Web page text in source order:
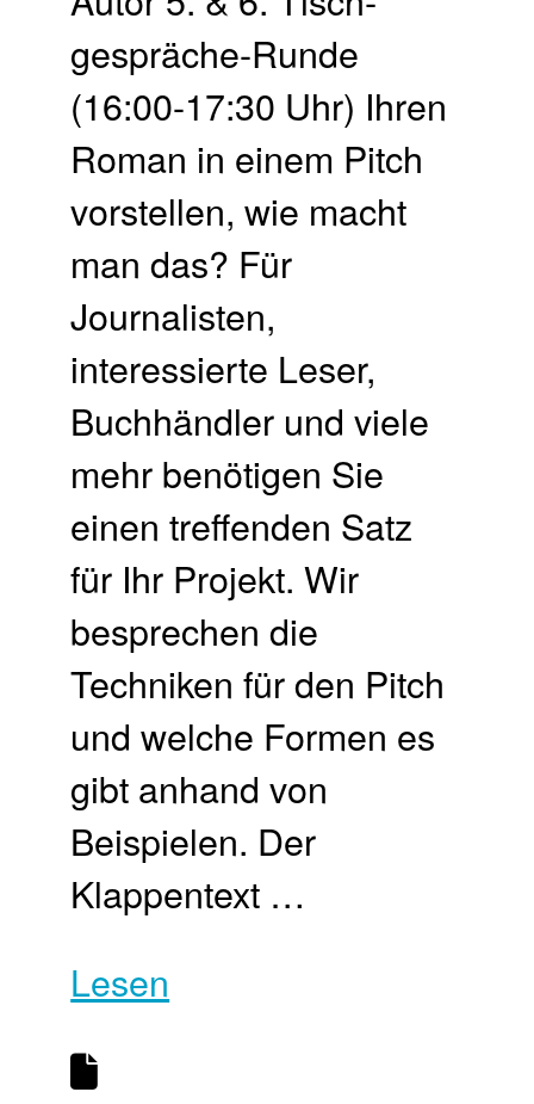
gespräche-Runde
(16:00-17:30 Uhr) Ihren
Roman in einem Pitch
vorstellen, wie macht
man das? Für
Journalisten,
interessierte Leser,
Buchhändler und viele
mehr benötigen Sie
einen treffenden Satz
für Ihr Projekt. Wir
besprechen die
Techniken für den Pitch
und welche Formen es
gibt anhand von
Beispielen. Der
Klappentext …
Lesen